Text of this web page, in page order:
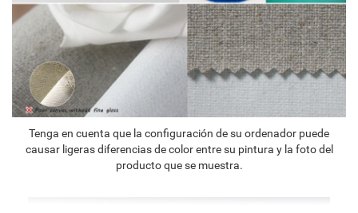
Tenga en cuenta que la configuración de su ordenador puede
causar ligeras diferencias de color entre su pintura y la foto del
producto que se muestra.